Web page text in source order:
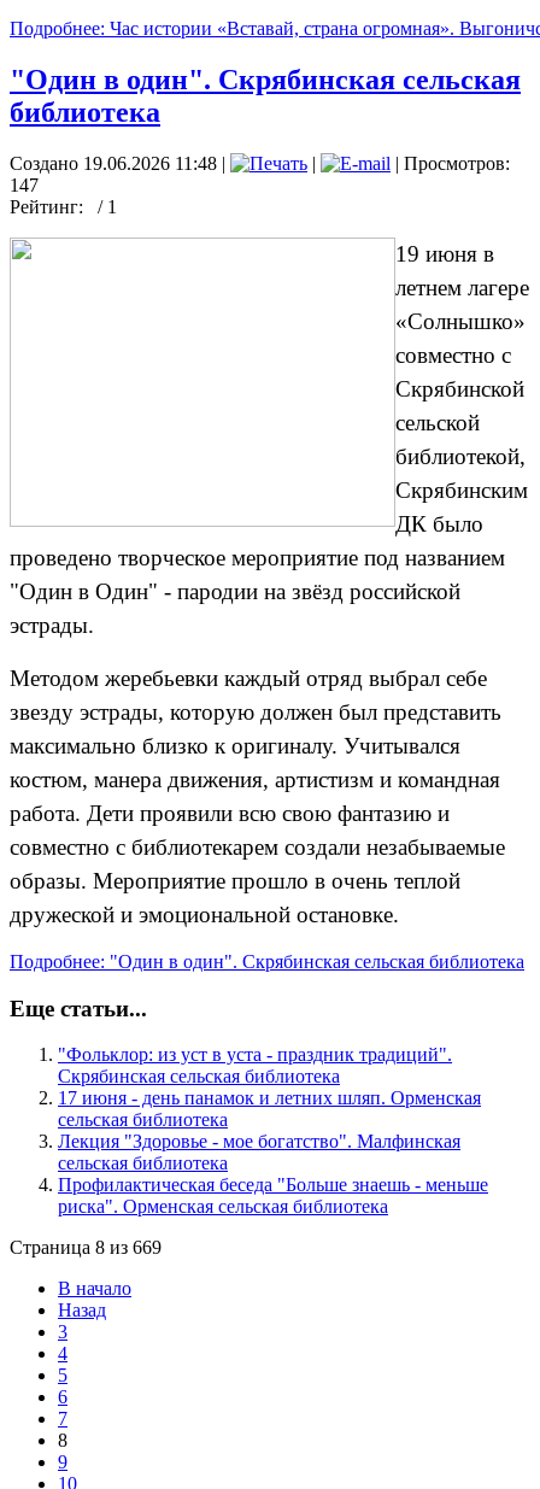
Подробнее: Час истории «Вставай, страна огромная».
"Один в один". Скрябинская сельская
библиотека
Создано 19.06.2026 11:48 | |
| Просмотров:
147
Рейтинг:
/ 1
19 июня в
летнем лагере
«Солнышко»
совместно с
Скрябинской
сельской
библиотекой,
Скрябинским
ДК было
проведено творческое мероприятие под названием
"Один в Один" - пародии на звёзд российской
эстрады.
Методом жеребьевки каждый отряд выбрал себе
звезду эстрады, которую должен был представить
максимально близко к оригиналу. Учитывался
костюм, манера движения, артистизм и командная
работа. Дети проявили всю свою фантазию и
совместно с библиотекарем создали незабываемые
образы. Мероприятие прошло в очень теплой
дружеской и эмоциональной остановке.
Подробнее: "Один в один". Скрябинская сельская библиотека
Еще статьи...
"Фольклор: из уст в уста - праздник традиций".
Скрябинская сельская библиотека
17 июня - день панамок и летних шляп. Орменская
сельская библиотека
Лекция "Здоровье - мое богатство". Малфинская
сельская библиотека
Профилактическая беседа "Больше знаешь - меньше
риска". Орменская сельская библиотека
Страница 8 из 669
В начало
Назад
3
4
5
6
7
8
9
10